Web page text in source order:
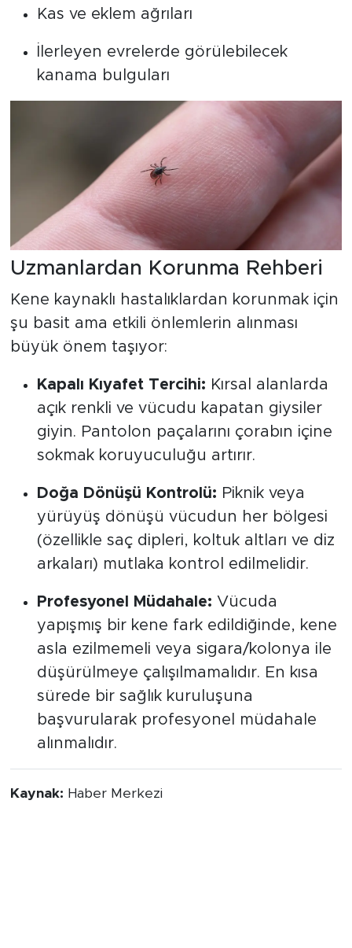
Kas ve eklem ağrıları
İlerleyen evrelerde görülebilecek
kanama bulguları
Uzmanlardan Korunma Rehberi
Kene kaynaklı hastalıklardan korunmak için
şu basit ama etkili önlemlerin alınması
büyük önem taşıyor:
Kapalı Kıyafet Tercihi: Kırsal alanlarda
açık renkli ve vücudu kapatan giysiler
giyin. Pantolon paçalarını çorabın içine
sokmak koruyuculuğu artırır.
Doğa Dönüşü Kontrolü: Piknik veya
yürüyüş dönüşü vücudun her bölgesi
(özellikle saç dipleri, koltuk altları ve diz
arkaları) mutlaka kontrol edilmelidir.
Profesyonel Müdahale: Vücuda
yapışmış bir kene fark edildiğinde, kene
asla ezilmemeli veya sigara/kolonya ile
düşürülmeye çalışılmamalıdır. En kısa
sürede bir sağlık kuruluşuna
başvurularak profesyonel müdahale
alınmalıdır.
Kaynak: Haber Merkezi